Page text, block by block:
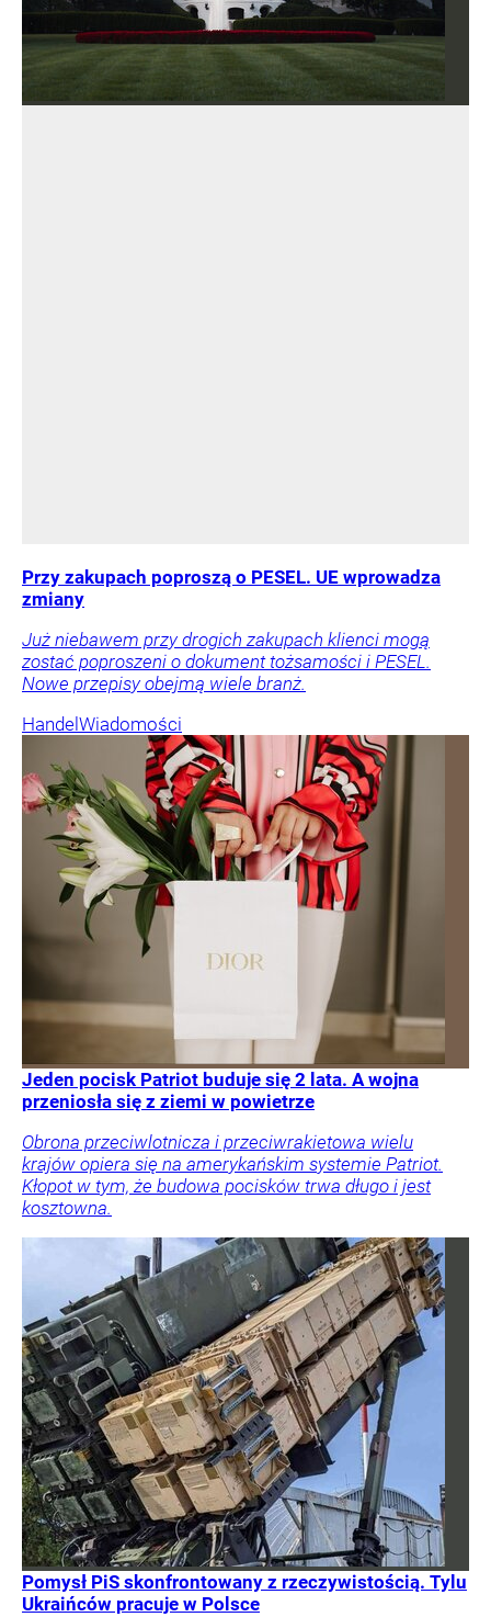
Przy zakupach poproszą o PESEL. UE wprowadza
zmiany
Już niebawem przy drogich zakupach klienci mogą
zostać poproszeni o dokument tożsamości i PESEL.
Nowe przepisy obejmą wiele branż.
Handel Wiadomości
Jeden pocisk Patriot buduje się 2 lata. A wojna
przeniosła się z ziemi w powietrze
Obrona przeciwlotnicza i przeciwrakietowa wielu
krajów opiera się na amerykańskim systemie Patriot.
Kłopot w tym, że budowa pocisków trwa długo i jest
kosztowna.
Pomysł PiS skonfrontowany z rzeczywistością. Tylu
Ukraińców pracuje w Polsce